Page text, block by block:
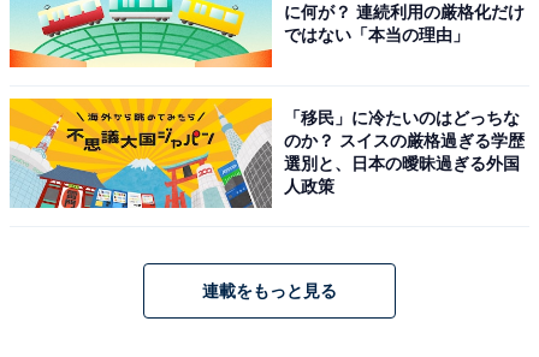
に何が？ 連続利用の厳格化だけ
ではない「本当の理由」
「移民」に冷たいのはどっちな
のか？ スイスの厳格過ぎる学歴
選別と、日本の曖昧過ぎる外国
人政策
連載をもっと見る